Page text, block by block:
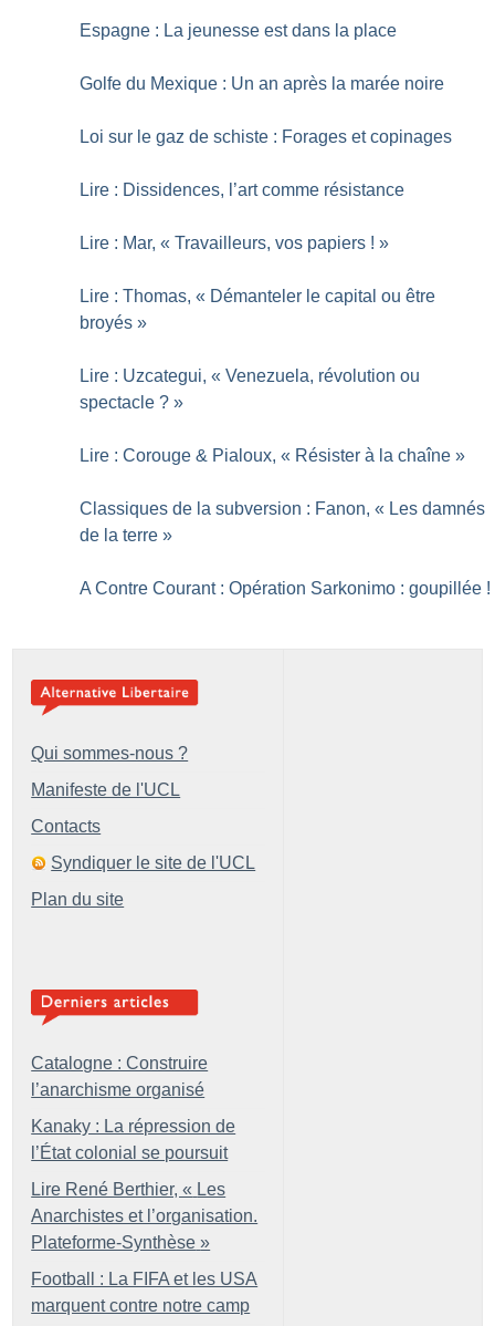
Espagne : La jeunesse est dans la place
Golfe du Mexique : Un an après la marée noire
Loi sur le gaz de schiste : Forages et copinages
Lire : Dissidences, l’art comme résistance
Lire : Mar, « Travailleurs, vos papiers ! »
Lire : Thomas, « Démanteler le capital ou être
broyés »
Lire : Uzcategui, « Venezuela, révolution ou
spectacle ? »
Lire : Corouge & Pialoux, « Résister à la chaîne »
Classiques de la subversion : Fanon, « Les damnés
de la terre »
A Contre Courant : Opération Sarkonimo : goupillée !
Qui sommes-nous ?
Manifeste de l'UCL
Contacts
Syndiquer le site de l'UCL
Plan du site
Catalogne : Construire
l’anarchisme organisé
Kanaky : La répression de
l’État colonial se poursuit
Lire René Berthier, « Les
Anarchistes et l’organisation.
Plateforme-Synthèse »
Football : La FIFA et les USA
marquent contre notre camp